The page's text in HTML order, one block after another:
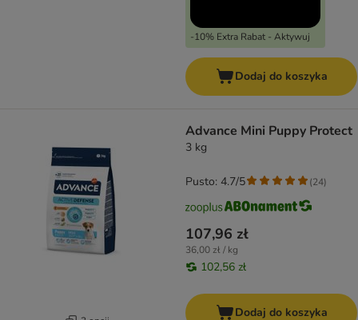
-10% Extra Rabat - Aktywuj
Dodaj do koszyka
Advance Mini Puppy Protect
3 kg
107,96 zł
36,00 zł / kg
102,56 zł
Pusto: 4.7/5 (24)
Dodaj do koszyka